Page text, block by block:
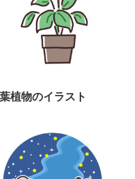
植物のイラスト